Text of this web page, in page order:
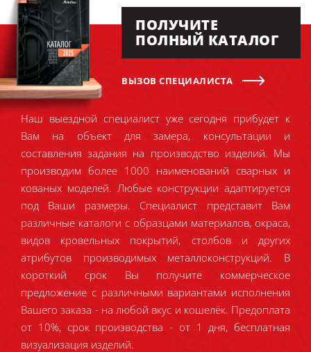
ПОЛУЧИТЕ
ПОЛНЫЙ КАТАЛОГ
ВЫЗОВ СПЕЦИАЛИСТА
Наш выездной специалист уже сегодня прибудет к
Вам на объект для замера, консультации и
составления задания на производство изделий. Мы
производим более 1000 наименований сварных и
кованых моделей. Любые конструкции адаптируется
под Ваши размеры. Специалист представит Вам
различные каталоги с образцами материалов, окраса,
видов кровельных покрытий, столбов и других
атрибутов производимых металлоконструкций. В
короткий срок Вы получите коммерческое
предложение с различными вариантами исполнения
Вашего заказа - на любой вкус и кошелёк. Предоплата
от 10%, срок производства - от 1 дня, бесплатная
визуализация изделий.